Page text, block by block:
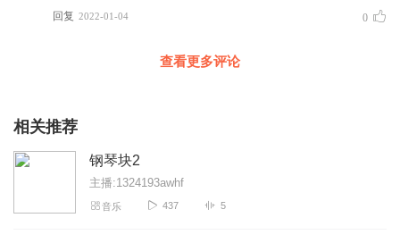
回复 2022-01-04 0
查看更多评论
相关推荐
钢琴块2
主播:1324193awhf
音乐 437 5